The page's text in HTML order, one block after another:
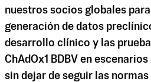
nuestros socios globales
generación de datos
desarrollo clínico y las
ChAdOx1 BDBV en
sin dejar de seguir las